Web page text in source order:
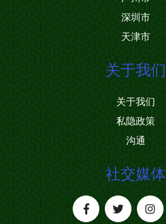
深圳市
天津市
关于我们
关于我们
私隐政策
沟通
社交媒体